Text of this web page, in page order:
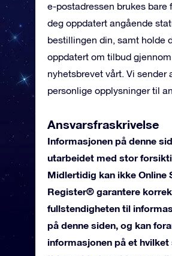
e-postadressen brukes bare
deg oppdatert angående
bestillingen din, samt holde
oppdatert om tilbud gjennom
nyhetsbrevet vårt. Vi sender
personlige opplysninger til
Ansvarsfraskrivelse
Informasjonen på denne
utarbeidet med stor
Midlertidig kan ikke Online
Register® garantere
fullstendigheten til
på denne siden, og kan
informasjonen på et